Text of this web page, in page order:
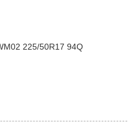
225/50R17 94Q